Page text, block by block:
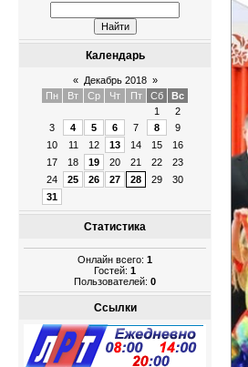
Календарь
« Декабрь 2018 »
Пн
Вт Ср Чт Пт Сб
Вс
1
2
3
4 5 6 7 8
9
10
11 12 13 14 15
16
17
18 19 20 21 22
23
24
25 26 27 28 29
30
31
Статистика
Онлайн всего: 1
Гостей: 1
Пользователей: 0
Ссылки